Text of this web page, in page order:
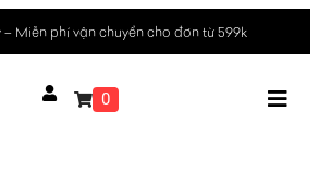
Miễn phí vận chuyển cho đơn từ 599k
0